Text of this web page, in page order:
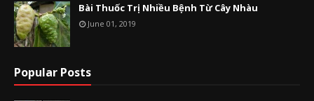
Bài Thuốc Trị Nhiều Bệnh Từ Cây Nhàu
June 01, 2019
Popular Posts